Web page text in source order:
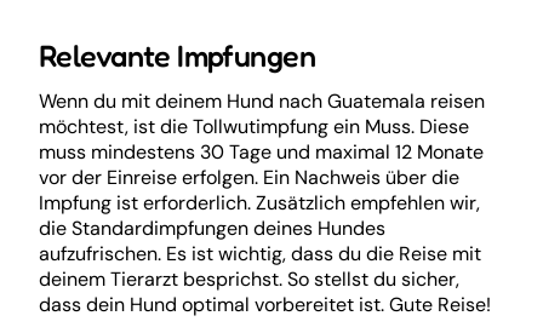
Relevante Impfungen
Wenn du mit deinem Hund nach Guatemala reisen
möchtest, ist die Tollwutimpfung ein Muss. Diese
muss mindestens 30 Tage und maximal 12 Monate
vor der Einreise erfolgen. Ein Nachweis über die
Impfung ist erforderlich. Zusätzlich empfehlen wir,
die Standardimpfungen deines Hundes
aufzufrischen. Es ist wichtig, dass du die Reise mit
deinem Tierarzt besprichst. So stellst du sicher,
dass dein Hund optimal vorbereitet ist. Gute Reise!